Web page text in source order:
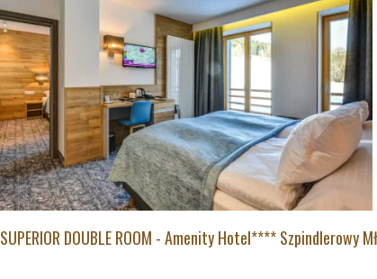
SUPERIOR DOUBLE ROOM - Amenity Hotel**** Szpindlerowy